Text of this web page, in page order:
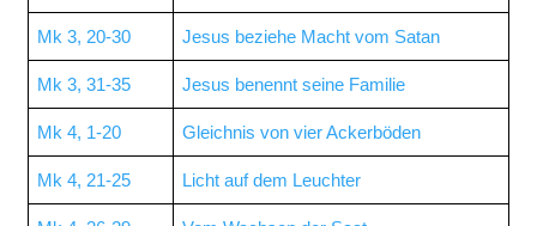
Mk 3, 20-30 Jesus beziehe Macht vom Satan
Mk 3, 31-35 Jesus benennt seine Familie
Mk 4, 1-20 Gleichnis von vier Ackerböden
Mk 4, 21-25 Licht auf dem Leuchter